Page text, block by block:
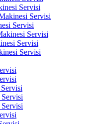
Servisi
Servisi
Servisi
Servisi
Servisi
Servisi